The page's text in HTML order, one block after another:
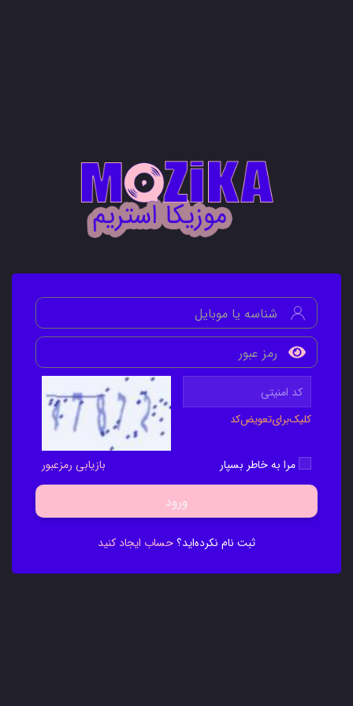
کلیک‌برای‌تعویض‌کد
مرا به خاطر بسپار بازیابی رمزعبور
ورود
ثبت نام نکرده‌اید؟ حساب ایجاد کنید